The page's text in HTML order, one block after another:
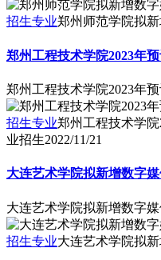
招生专业郑州师范学院拟
郑州工程技术学院2023年
郑州工程技术学院2023年
招生专业郑州工程技术学
业招生2022/11/21
大连艺术学院拟新增数字
大连艺术学院拟新增数字
招生专业大连艺术学院拟